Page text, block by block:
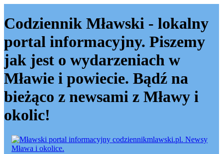
Codziennik Mławski - lokalny
portal informacyjny. Piszemy
jak jest o wydarzeniach w
Mławie i powiecie. Bądź na
bieżąco z newsami z Mławy i
okolic!